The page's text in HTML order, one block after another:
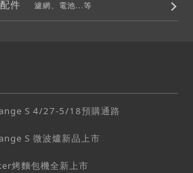
件 濾網、電池...等
S 4/27-5/18預購通路
S 微波爐新品上市
烤麵包機全新上市